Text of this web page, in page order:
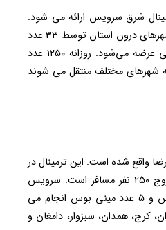
شرق سرویس ارائه می شود.
دیگر سرویس های آن برای شهرهای درون استان توسط ۳۳ عدد
مینی بوس و ۱۳۷ عدد تاکسی عرضه می‌شود. روزانه ۱۲۵۰ عدد
شهرهای مختلف منتقل می شوند
رضا واقع شده است. این ترمینال در
طول روزانه شاهد ورود و خروج ۲۵۰ نفر مسافر است. سرویس
های آن توسط ۷ عدد اتوبوس و ۵ عدد مینی بوس انجام می
کرج، همدان، سبزوار، دامغان و